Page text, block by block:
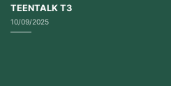
TEENTALK T3
10/09/2025